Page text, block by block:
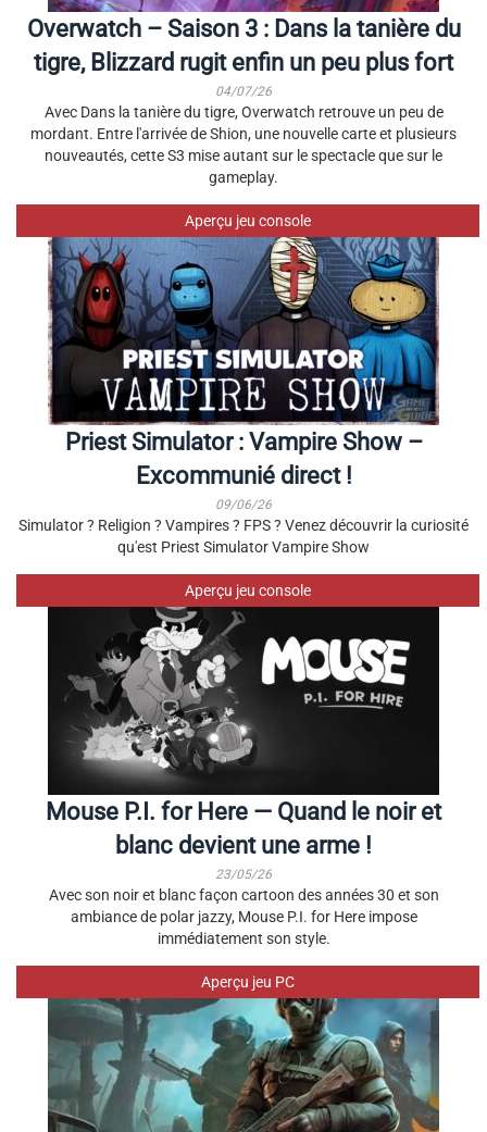
Overwatch – Saison 3 : Dans la tanière du
tigre, Blizzard rugit enfin un peu plus fort
04/07/26
Avec Dans la tanière du tigre, Overwatch retrouve un peu de
mordant. Entre l'arrivée de Shion, une nouvelle carte et plusieurs
nouveautés, cette S3 mise autant sur le spectacle que sur le
gameplay.
Aperçu jeu console
Priest Simulator : Vampire Show –
Excommunié direct !
09/06/26
Simulator ? Religion ? Vampires ? FPS ? Venez découvrir la curiosité
qu'est Priest Simulator Vampire Show
Aperçu jeu console
Mouse P.I. for Here — Quand le noir et
blanc devient une arme !
23/05/26
Avec son noir et blanc façon cartoon des années 30 et son
ambiance de polar jazzy, Mouse P.I. for Here impose
immédiatement son style.
Aperçu jeu PC